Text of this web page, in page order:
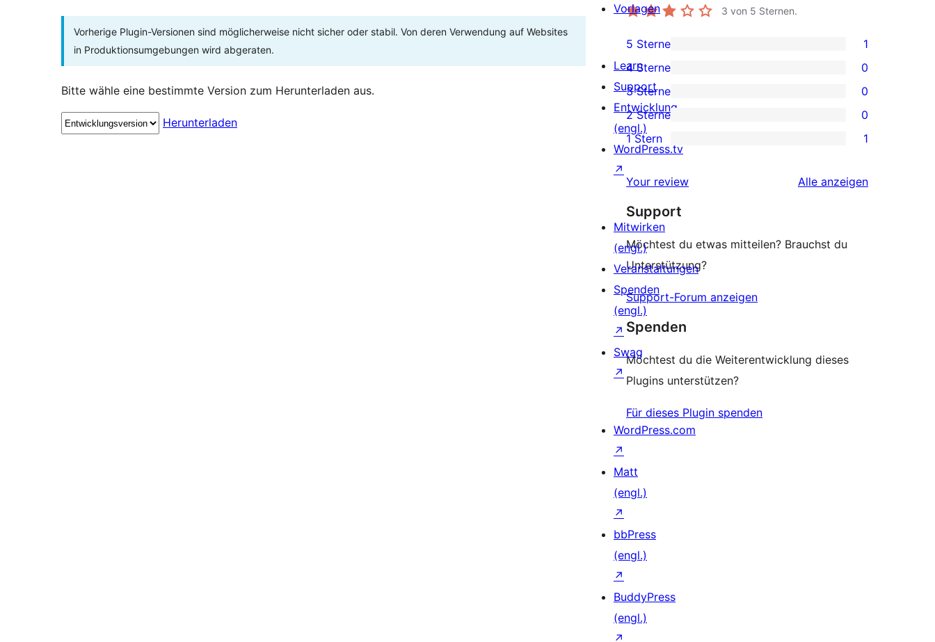
Vorherige Plugin-Versionen sind möglicherweise nicht sicher oder stabil. Von deren Verwendung auf Websites
in Produktionsumgebungen wird abgeraten.
Bitte wähle eine bestimmte Version zum Herunterladen aus.
Herunterladen
3 von 5 Sternen.
1 5-
Sterne-
Rezension
5 Sterne 1
0 4-
Sterne-
Rezensionen
4 Sterne 0
0 3-
Sterne-
Rezensionen
3 Sterne 0
0 2-
Sterne-
2 Sterne 0
1 1-
Rezension
1 Stern 1
Your review Alle Rezensionen
anzeigen
Support
Möchtest du etwas mitteilen? Brauchst du
Unterstützung?
Support-Forum anzeigen
Spenden
Möchtest du die Weiterentwicklung dieses
Plugins unterstützen?
Für dieses Plugin spenden
Vorlagen
Learn
Support
Entwicklung
(engl.)
WordPress.tv
↗
Mitwirken
(engl.)
Veranstaltungen
Spenden
(engl.)
↗
Swag
↗
WordPress.com
↗
Matt
(engl.)
↗
bbPress
(engl.)
↗
BuddyPress
(engl.)
↗